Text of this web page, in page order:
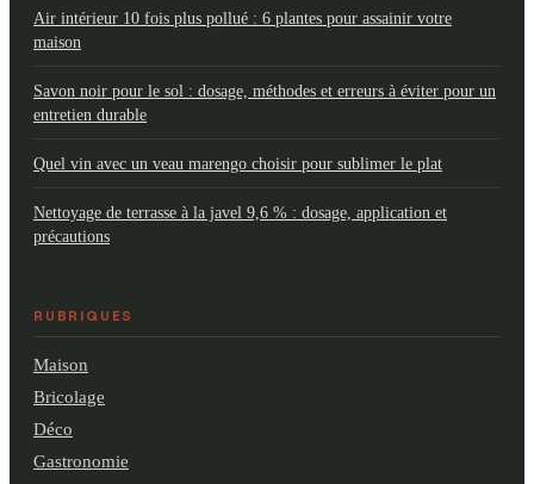
Air intérieur 10 fois plus pollué : 6 plantes pour assainir votre
maison
Savon noir pour le sol : dosage, méthodes et erreurs à éviter pour un
entretien durable
Quel vin avec un veau marengo choisir pour sublimer le plat
Nettoyage de terrasse à la javel 9,6 % : dosage, application et
précautions
RUBRIQUES
Maison
Bricolage
Déco
Gastronomie